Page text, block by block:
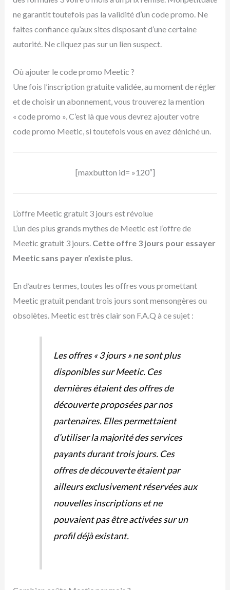
ne garantit toutefois pas la validité d’un code promo. Ne
faites confiance qu’aux sites disposant d’une certaine
autorité. Ne cliquez pas sur un lien suspect.
Où ajouter le code promo Meetic ?
Une fois l’inscription gratuite validée, au moment de régler
et de choisir un abonnement, vous trouverez la mention
« code promo ». C’est là que vous devrez ajouter votre
code promo Meetic, si toutefois vous en avez déniché un.
[maxbutton id= »120″]
L’offre Meetic gratuit 3 jours est révolue
L’un des plus grands mythes de Meetic est l’offre de
Meetic gratuit 3 jours. Cette offre 3 jours pour essayer
Meetic sans payer n’existe plus
En d’autres termes, toutes les offres vous promettant
Meetic gratuit pendant trois jours sont mensongères ou
obsolètes. Meetic est très clair son F.A.Q à ce sujet :
Les offres « 3 jours » ne sont plus
disponibles sur Meetic. Ces
dernières étaient des offres de
découverte proposées par nos
partenaires. Elles permettaient
d’utiliser la majorité des services
payants durant trois jours. Ces
offres de découverte étaient par
ailleurs exclusivement réservées aux
nouvelles inscriptions et ne
pouvaient pas être activées sur un
profil déjà existant.